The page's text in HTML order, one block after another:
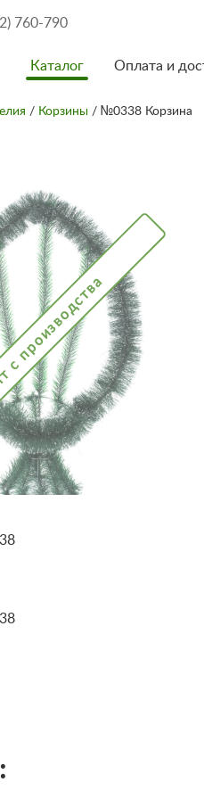
760-790
Каталог Оплата и
/ Корзины / №0338 Корзина